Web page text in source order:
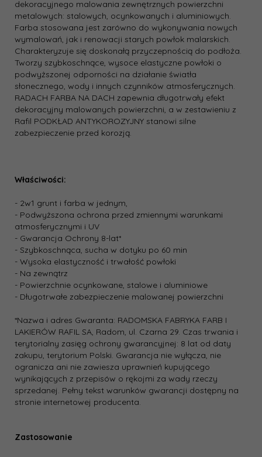
dekoracyjnego malowania zewnętrznych powierzchni
metalowych: stalowych, ocynkowanych i aluminiowych.
Farba stosowana jest zarówno do wykonywania nowych
wymalowań, jak i renowacji starych powłok malarskich.
Charakteryzuje się doskonałą przyczepnością do podłoża.
Tworzy szybkoschnące, wysoce elastyczne powłoki o
podwyższonej odporności na działanie światła
słonecznego, wody i innych czynników atmosferycznych.
RADACH FARBA NA DACH zapewnia długotrwały efekt
dekoracyjny malowanych powierzchni, a w zestawieniu z
Rafil PODKŁAD ANTYKOROZYJNY stanowi silne
zabezpieczenie przed korozją.
Właściwości:
- 2w1 grunt i farba w jednym,
- Podwyższona ochrona przed zmiennymi warunkami
atmosferycznymi i UV
- Gwarancja Ochrony 8-lat*
- Szybkoschnąca, sucha w dotyku po 60 min
- Wysoka elastyczność i trwałość powłoki
- Na zewnątrz
- Powierzchnie ocynkowane, stalowe i aluminiowe
- Długotrwałe zabezpieczenie malowanej powierzchni
*Nazwa i adres Gwaranta: RADOMSKA FABRYKA FARB I
LAKIERÓW RAFIL SA, Radom, ul. Czarna 29. Czas trwania i
terytorialny zasięg ochrony gwarancyjnej: 8 lat od daty
zakupu, terytorium Polski. Gwarancja nie wyłącza, nie
ogranicza ani nie zawiesza uprawnień kupującego
wynikających z przepisów o rękojmi za wady rzeczy
sprzedanej. Pełny tekst warunków gwarancji dostępny na
stronie internetowej producenta.
Zastosowanie